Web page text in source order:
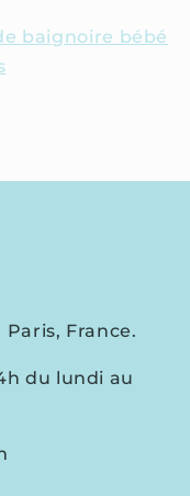
baignoire bébé
Paris, France.
du lundi au